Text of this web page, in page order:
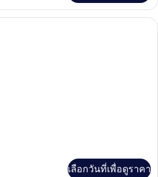
Ocean Suite | ตู้นิรภัยในห้องพัก, ผ้าม่
เลือกวันที่เพื่อดูราคา